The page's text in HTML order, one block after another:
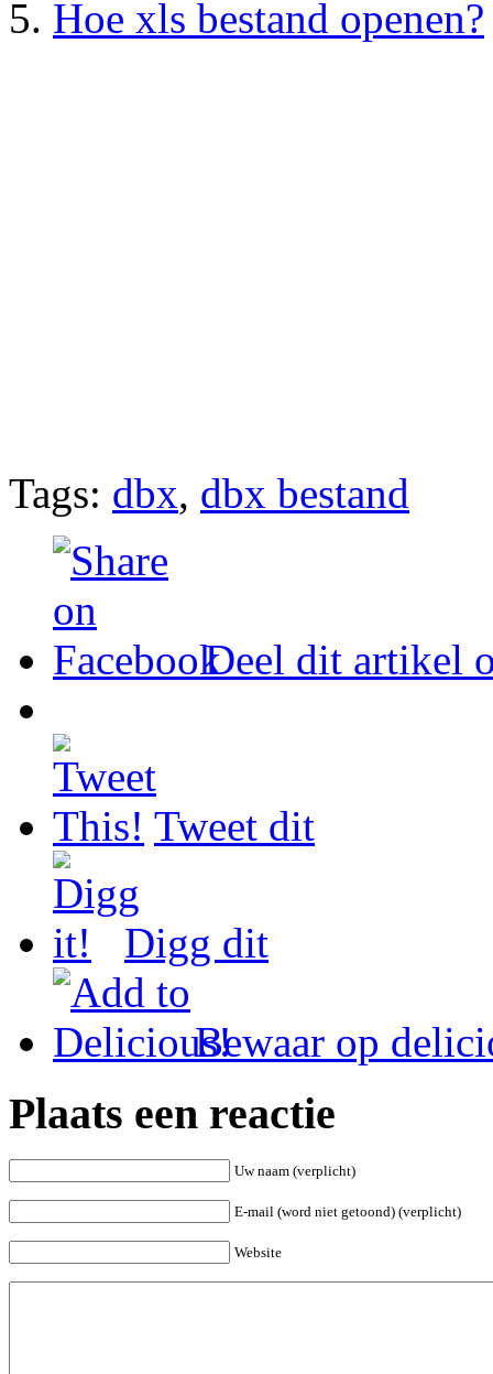
Hoe xls bestand openen?
Tags: dbx, dbx bestand
Deel dit artikel
Tweet dit
Digg dit
Bewaar op
Plaats een reactie
Uw naam (verplicht)
E-mail (word niet getoond) (verplicht)
Website